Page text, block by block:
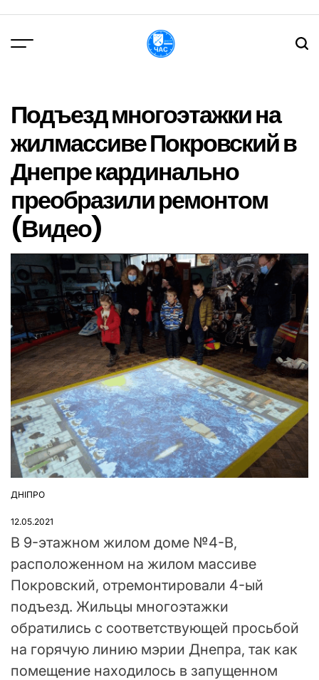
вмісту
Подъезд многоэтажки на
жилмассиве Покровский в
Днепре кардинально
преобразили ремонтом
(Видео)
ОПУБЛІКУВАТИ
ДНІПРО
12.05.2021
В 9-этажном жилом доме №4-В,
расположенном на жилом массиве
Покровский, отремонтировали 4-ый
подъезд. Жильцы многоэтажки
обратились с соответствующей просьбой
на горячую линию мэрии Днепра, так как
помещение находилось в запущенном